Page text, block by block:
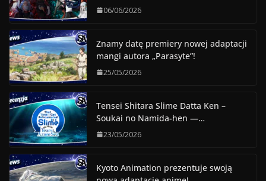
06/06/2026
Znamy datę premiery nowej adaptacji
mangi autora „Parasyte”!
25/05/2026
Tensei Shitara Slime Datta Ken –
Soukai no Namida-hen —…
23/05/2026
Kyoto Animation prezentuje swoją